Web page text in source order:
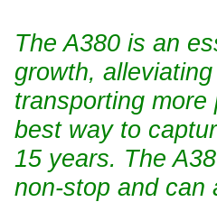
The A380 is an
growth,
transporting
best way to
15 years. The
non-stop and can